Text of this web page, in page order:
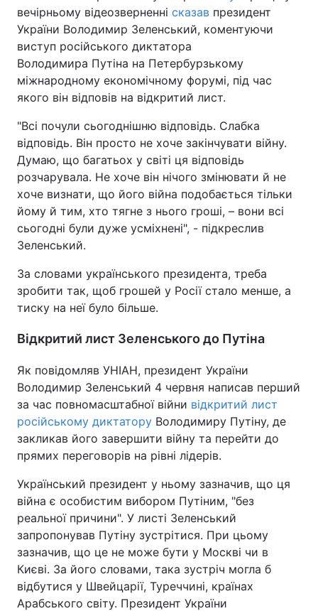
вечірньому відеозверненні сказав президент
України Володимир Зеленський, коментуючи
виступ російського диктатора
Володимира Путіна на Петербурзькому
міжнародному економічному форумі, під час
якого він відповів на відкритий лист.
"Всі почули сьогоднішню відповідь. Слабка
відповідь. Він просто не хоче закінчувати війну.
Думаю, що багатьох у світі ця відповідь
розчарувала. Не хоче він нічого змінювати й не
хоче визнати, що його війна подобається тільки
йому й тим, хто тягне з нього гроші, – вони всі
сьогодні були дуже усміхнені", - підкреслив
Зеленський.
За словами українського президента, треба
зробити так, щоб грошей у Росії стало менше, а
тиску на неї було більше.
Відкритий лист Зеленського до Путіна
Як повідомляв УНІАН, президент України
Володимир Зеленський 4 червня написав перший
за час повномасштабної війни відкритий лист
російському диктатору Володимиру Путіну, де
закликав його завершити війну та перейти до
прямих переговорів на рівні лідерів.
Український президент у ньому зазначив, що ця
війна є особистим вибором Путіним, "без
реальної причини". У листі Зеленський
запропонував Путіну зустрітися. При цьому
зазначив, що це не може бути у Москві чи в
Києві. За його словами, така зустріч могла б
відбутися у Швейцарії, Туреччині, країнах
Арабського світу. Президент України